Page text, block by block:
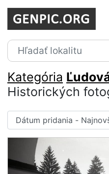
Kategória
Historických